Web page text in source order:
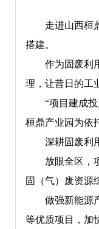
走进山西桓鼎
搭建。
作为固废利用
理，让昔日的工
“项目建成投产
桓鼎产业园为依
深耕固废利用
放眼全区，项
固（气）废资源
做强新能源产
等优质项目，加